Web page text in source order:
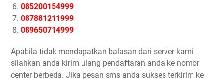
085200154999
087881211999
089650714999
Apabila tidak mendapatkan balasan dari server kami
silahkan anda kirim ulang pendaftaran anda ke nomor
center berbeda. Jika pesan sms anda sukses terkirim ke